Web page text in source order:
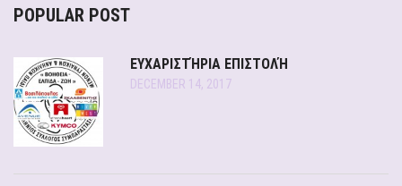
POPULAR POST
ΕΥΧΑΡΙΣΤΉΡΙΑ ΕΠΙΣΤΟΛΉ
DECEMBER 14, 2017